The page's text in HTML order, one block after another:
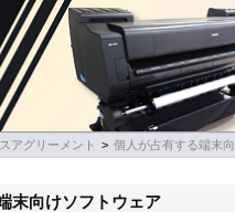
アグリーメント > 個人が占有する端末
末向けソフトウェア